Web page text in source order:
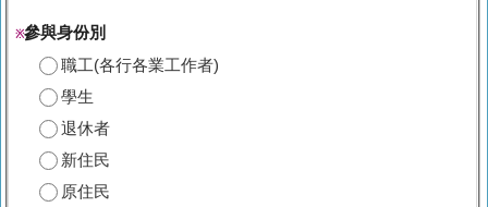
※參與身份別
職工(各行各業工作者)
學生
退休者
新住民
原住民